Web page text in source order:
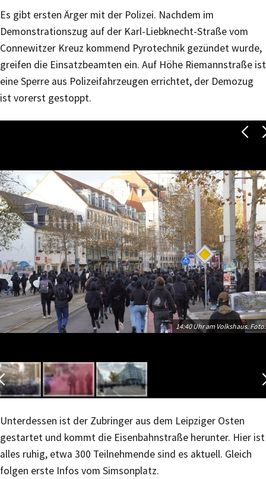
Es gibt ersten Ärger mit der Polizei. Nachdem im
Demonstrationszug auf der Karl-Liebknecht-Straße vom
Connewitzer Kreuz kommend Pyrotechnik gezündet wurde,
greifen die Einsatzbeamten ein. Auf Höhe Riemannstraße ist
eine Sperre aus Polizeifahrzeugen errichtet, der Demozug
ist vorerst gestoppt.
14:40 Uhr am Volkshaus.
Unterdessen ist der Zubringer aus dem Leipziger Osten
gestartet und kommt die Eisenbahnstraße herunter. Hier ist
alles ruhig, etwa 300 Teilnehmende sind es aktuell. Gleich
folgen erste Infos vom Simsonplatz.